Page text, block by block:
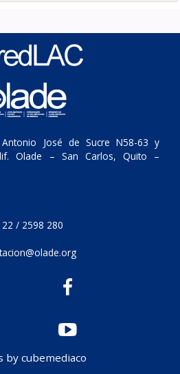
José de Sucre N58-63 y
Olade – San Carlos, Quito –
/ 2598 280
by cubemediaco